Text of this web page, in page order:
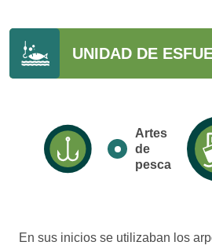
UNIDAD DE
Artes
de
pesca
En sus inicios se utilizaban los